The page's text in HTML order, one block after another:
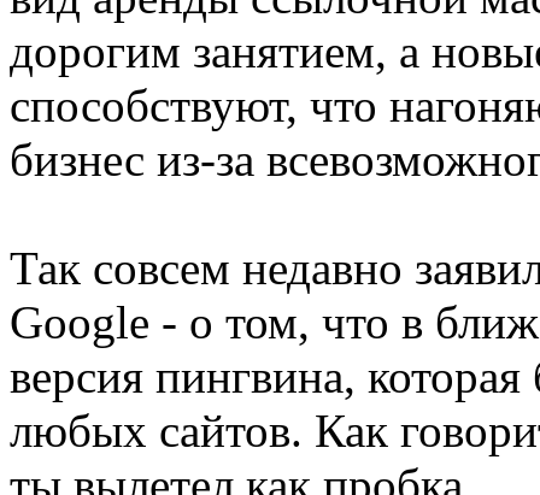
дорогим занятием, а
способствуют, что
бизнес из-за
Так совсем недавно
Google - о том, что в
версия пингвина,
любых сайтов. Как